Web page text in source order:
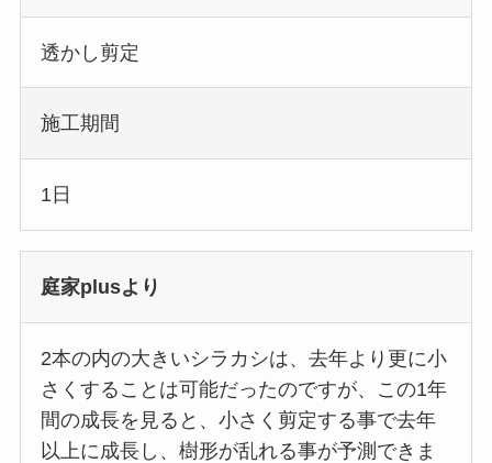
透かし剪定
施工期間
1日
庭家plusより
2本の内の大きいシラカシは、去年より更に小
さくすることは可能だったのですが、この1年
間の成長を見ると、小さく剪定する事で去年
以上に成長し、樹形が乱れる事が予測できま